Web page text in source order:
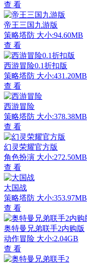
查 看
帝王三国九游版
策略塔防 大小:94.60MB
查 看
西游冒险0.1折扣版
策略塔防 大小:431.20MB
查 看
西游冒险
策略塔防 大小:378.38MB
查 看
幻灵荣耀官方版
角色扮演 大小:272.50MB
查 看
大国战
策略塔防 大小:353.97MB
查 看
奥特曼兄弟联手2内购版
动作冒险 大小:2.04GB
查 看